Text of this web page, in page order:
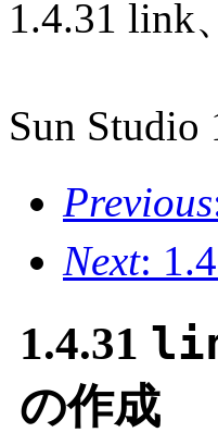
1.4.31 link
Sun
Previous
Next:
1.4.31
の作成